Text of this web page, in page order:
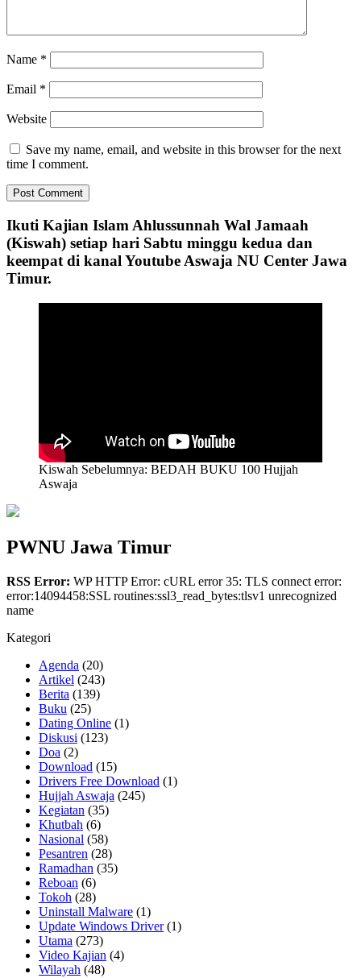
Name *
Email *
Website
Save my name, email, and website in this browser for the next
time I comment.
Ikuti Kajian Islam Ahlussunnah Wal Jamaah
(Kiswah) setiap hari Sabtu minggu kedua dan
keempat di kanal Youtube Aswaja NU Center Jawa
Timur.
Kiswah Sebelumnya: BEDAH BUKU 100 Hujjah
Aswaja
PWNU Jawa Timur
RSS Error: WP HTTP Error: cURL error 35: TLS connect error:
error:14094458:SSL routines:ssl3_read_bytes:tlsv1 unrecognized
name
Kategori
Agenda (20)
Artikel (243)
Berita (139)
Buku (25)
Dating Online (1)
Diskusi (123)
Doa (2)
Download (15)
Drivers Free Download (1)
Hujjah Aswaja (245)
Kegiatan (35)
Khutbah (6)
Nasional (58)
Pesantren (28)
Ramadhan (35)
Reboan (6)
Tokoh (28)
Uninstall Malware (1)
Update Windows Driver(1)
Utama (273)
Video Kajian (4)
Wilayah (48)